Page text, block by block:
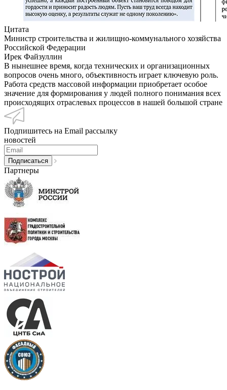
Цитата
Министр строительства и жилищно-коммунального хозяйства
Российской Федерации
Ирек Файзуллин
В нынешнее время, когда технических и организационных
вопросов очень много, объективность играет ключевую роль.
Работа средств массовой информации приобретает особое
значение для формирования у людей полного понимания всех
происходящих отраслевых процессов в нашей большой стране
Подпишитесь на Email рассылку
новостей
Партнеры